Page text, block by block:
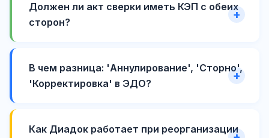
Должен ли акт сверки иметь КЭП с обеих
сторон?
В чем разница: 'Аннулирование', 'Сторно',
'Корректировка' в ЭДО?
Как Диадок работает при реорганизации